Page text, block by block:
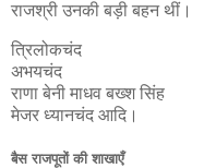
राजश्री उनकी बड़ी बहन थीं।
त्रिलोकचंद
अभयचंद
राणा बेनी माधव बख्श सिंह
मेजर ध्यानचंद आदि।
बैस राजपूतों की शाखाएँ